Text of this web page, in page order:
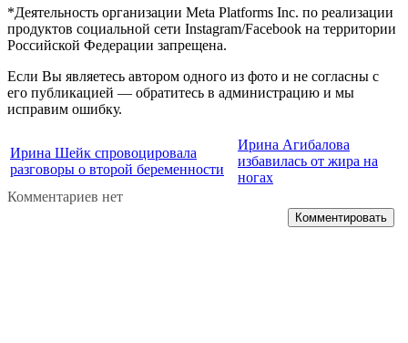
*Деятельность организации Meta Platforms Inc. по реализации
продуктов социальной сети Instagram/Facebook на территории
Российской Федерации запрещена.
Если Вы являетесь автором одного из фото и не согласны с
его публикацией — обратитесь в администрацию и мы
исправим ошибку.
Ирина Шейк спровоцировала
разговоры о второй беременности
Ирина Агибалова
избавилась от жира на
ногах
Комментариев нет
Комментировать